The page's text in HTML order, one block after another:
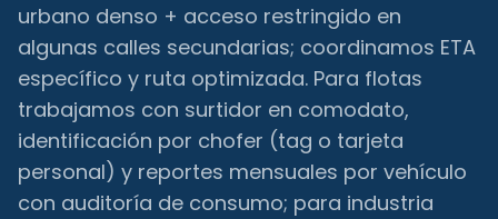
urbano denso + acceso restringido en
algunas calles secundarias; coordinamos ETA
específico y ruta optimizada. Para flotas
trabajamos con surtidor en comodato,
identificación por chofer (tag o tarjeta
personal) y reportes mensuales por vehículo
con auditoría de consumo; para industria